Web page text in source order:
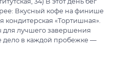
Вкусный кофе на финише
кондитерская «Тортишная».
для лучшего завершения
дело в каждой пробежке —